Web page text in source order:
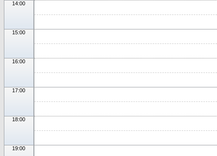
14:00
15:00
16:00
17:00
18:00
19:00